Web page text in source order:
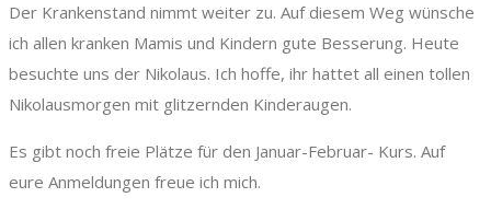
Der Krankenstand nimmt weiter zu. Auf diesem Weg wünsche
ich allen kranken Mamis und Kindern gute Besserung. Heute
besuchte uns der Nikolaus. Ich hoffe, ihr hattet all einen tollen
Nikolausmorgen mit glitzernden Kinderaugen.
Es gibt noch freie Plätze für den Januar-Februar- Kurs. Auf
eure Anmeldungen freue ich mich.